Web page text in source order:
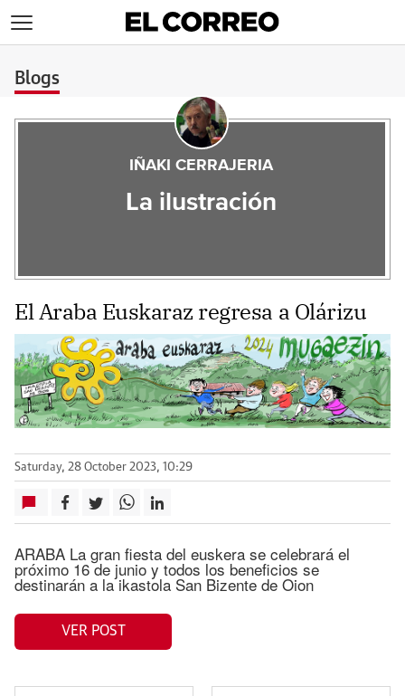
Blogs
IÑAKI CERRAJERIA
La ilustración
El Araba Euskaraz regresa a Olárizu
Saturday, 28 October 2023, 10:29
ARABA La gran fiesta del euskera se celebrará el
próximo 16 de junio y todos los beneficios se
destinarán a la ikastola San Bizente de Oion
VER POST